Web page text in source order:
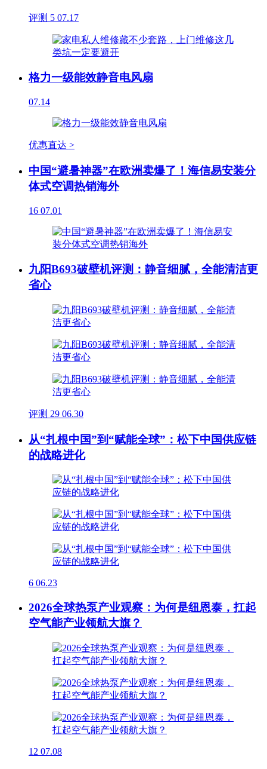
评测 5 07.17
格力一级能效静音电风扇
07.14
优惠直达 >
中国“避暑神器”在欧洲卖爆了！海信易安装分
体式空调热销海外
16 07.01
九阳B693破壁机评测：静音细腻，全能清洁更
省心
评测 29 06.30
从“扎根中国”到“赋能全球”：松下中国供应链
的战略进化
6 06.23
2026全球热泵产业观察：为何是纽恩泰，扛起
空气能产业领航大旗？
12 07.08